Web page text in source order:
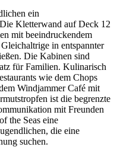
ein
Kletterwand auf Deck 12
mit beeindruckendem
in entspannter
Die Kabinen sind
für Familien. Kulinarisch
wie dem Chops
Windjammer Café mit
ist die begrenzte
mit Freunden
the Seas eine
die eine
suchen.